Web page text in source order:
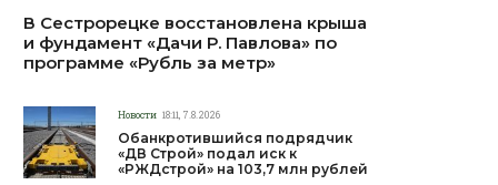
В Сестрорецке восстановлена крыша
и фундамент «Дачи Р. Павлова» по
программе «Рубль за метр»
Новости 18:11, 7.8.2026
Обанкротившийся подрядчик
«ДВ Строй» подал иск к
«РЖДстрой» на 103,7 млн рублей